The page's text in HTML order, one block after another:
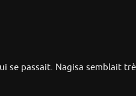
se passait. Nagisa semblait